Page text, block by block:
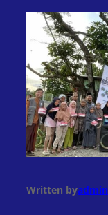
Written byadmin